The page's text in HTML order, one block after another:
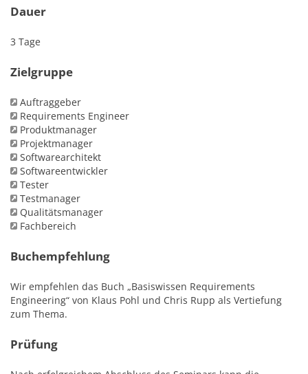
Dauer
3 Tage
Zielgruppe
Auftraggeber
Requirements Engineer
Produktmanager
Projektmanager
Softwarearchitekt
Softwareentwickler
Tester
Testmanager
Qualitätsmanager
Fachbereich
Buchempfehlung
Wir empfehlen das Buch „Basiswissen Requirements
Engineering“ von Klaus Pohl und Chris Rupp als Vertiefung
zum Thema.
Prüfung